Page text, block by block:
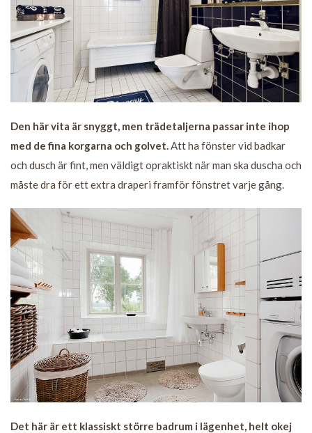
Den här vita är snyggt, men trädetaljerna passar inte ihop
med de fina korgarna och golvet.Att ha fönster vid badkar
och dusch är fint, men väldigt opraktiskt när man ska duscha och
måste dra för ett extra draperi framför fönstret varje gång.
Det här är ett klassiskt större badrum i lägenhet, helt okej